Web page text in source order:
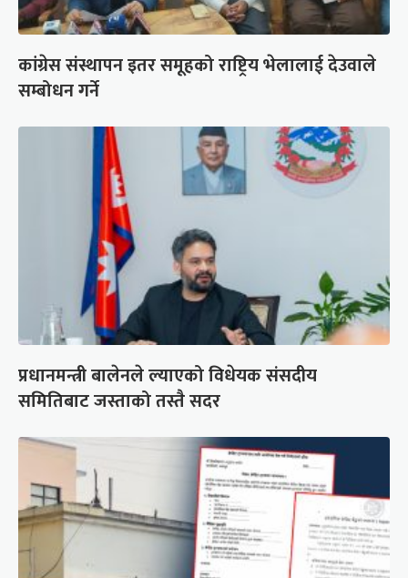
कांग्रेस संस्थापन इतर समूहको राष्ट्रिय भेलालाई देउवाले
सम्बोधन गर्ने
प्रधानमन्त्री बालेनले ल्याएको विधेयक संसदीय
समितिबाट जस्ताको तस्तै सदर